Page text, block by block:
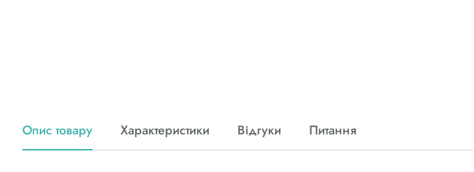
Опис товару Характеристики Відгуки Питання